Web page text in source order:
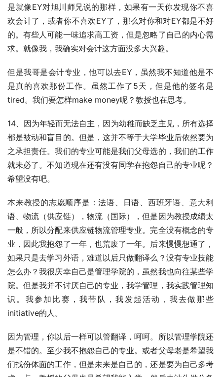
是就像EY对旭川师兄说的那样，如果有一天你发现你不喜
欢会计了，或者你不喜欢EY了，那么对你和对EY都是不好
的。有些人可能一味追求高工资，但是忽略了自己的内心需
求。就像我，我确实对会计这方面没多大兴趣。
但是我哥是会计专业，他可以去EY，虽然我不知道他是不
是真的喜欢那份工作。虽然工作了5天，但是他的签名是
tired。我们要怎样make money呢？教授也在思考。
14、因为年轻而无法自主，因为幼稚而缺乏主见，所有选择
都是被动和盲目的。但是，这并不等于大学毕业后依然要为
之承担责任。我们的专业可能是我们父母选的，我们的工作
就未必了。不知道现在还有没有同学在抱怨自己的专业呢？
希望没有吧。
本来教授的志愿顺序是：法语、日语、西班牙语、意大利
语、物流（供应链），物流（国际），但是因为教授成绩太
一般，所以分配来供应链物流管理专业。完全没有概念的专
业，因此我抱怨了一年，也荒废了一年。后来慢慢想通了，
如果只是去学习外语，难道以后只做翻译么？没有专业技能
怎么办？我很庆幸自己是管理学院的，虽然我也向往某些学
院。但是我并不讨厌自己的专业，我学管理，我实践管理知
识。我参加比赛，我带队，我发起活动，我去做那些
initiative的人。
因为管理，你以后一样可以管翻译，呵呵。所以管理学院还
是不错的。至少我不抱怨自己的专业。或者父母老是希望我
们找份体面的工作，但是未来是自己的，还是要为自己多考